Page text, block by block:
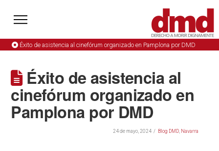
Éxito de asistencia al cinefórum organizado en Pamplona por DMD
Éxito de asistencia al
cinefórum organizado en
Pamplona por DMD
24 de mayo, 2024 Blog DMD, Navarra